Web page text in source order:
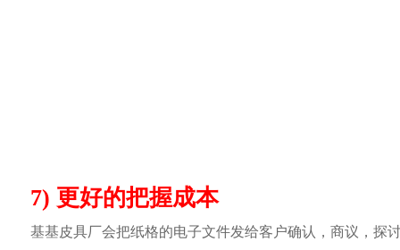
7) 更好的把握成本
基基皮具厂会把纸格的电子文件发给客户确认，商议，探